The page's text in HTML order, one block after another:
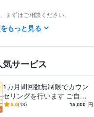
まずはご相談ください。
取得年 : 2017年
ンセリング メールカウンセリング
セリング
もっと見る
サービス
1カ月間回数無制限でカウン
セリングを行います ご自身
のお悩み・家族のうつ病・自
5.0(43) 15,000 円